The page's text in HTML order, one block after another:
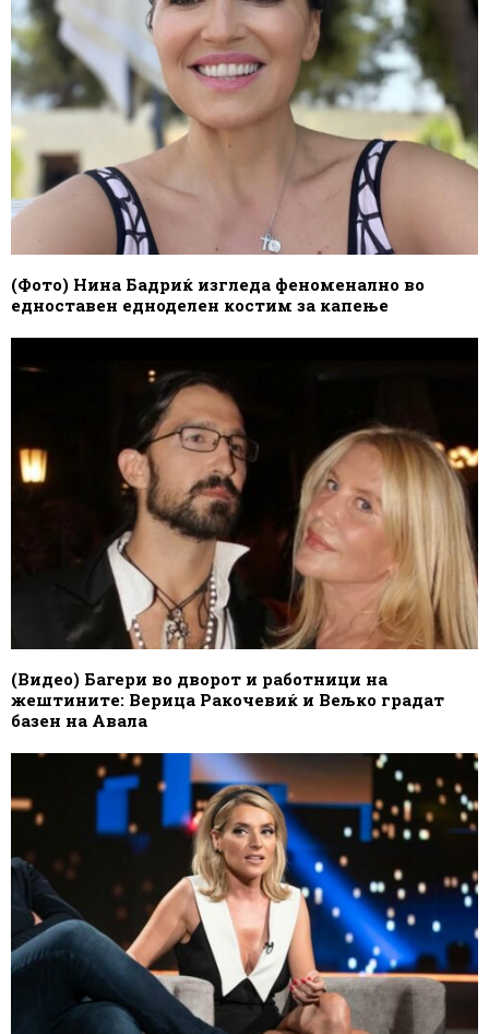
(Фото) Нина Бадриќ изгледа феноменално во
едноставен едноделен костим за капење
(Видео) Багери во дворот и работници на
жештините: Верица Ракочевиќ и Вељко градат
базен на Авала